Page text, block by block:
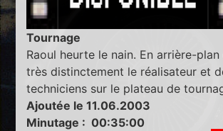
Tournage
Raoul heurte le nain. En arrière-
très distinctement le réalisateur et
techniciens sur le plateau de
Ajoutée le 11.06.2003
Minutage : 00:35:00